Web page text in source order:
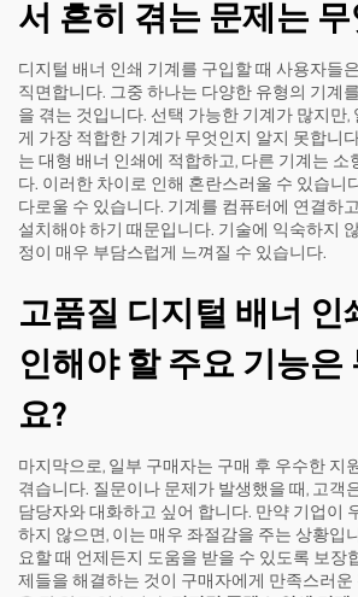
서 흔히 겪는 문제는
디지털 배너 인쇄 기계를 구입할 때 사용자들
직면합니다. 그중 하나는 다양한 유형의 기계
을 겪는 것입니다. 선택 가능한 기계가 많지만,
게 가장 적합한 기계가 무엇인지 알지 못합니
는 대형 배너 인쇄에 적합하고, 다른 기계는 소
다. 이러한 차이로 인해 혼란스러울 수 있습니
다로울 수 있습니다. 기계를 컴퓨터에 연결하
설치해야 하기 때문입니다. 기술에 익숙하지
정이 매우 부담스럽게 느껴질 수 있습니다.
고품질 디지털 배너 인
인해야 할 주요 기능은
요?
마지막으로, 일부 구매자는 구매 후 우수한 지
겪습니다. 질문이나 문제가 발생했을 때, 고객
담당자와 대화하고 싶어 합니다. 만약 기업이
하지 않으면, 이는 매우 좌절감을 주는 상황입
요할 때 언제든지 도움을 받을 수 있도록 보장
제들을 해결하는 것이 구매자에게 만족스러운